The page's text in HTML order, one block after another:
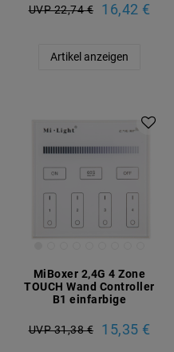
UVP 22,74 € 16,42 €
Artikel anzeigen
MiBoxer 2,4G 4 Zone
TOUCH Wand Controller
B1 einfarbige
UVP 31,38 € 15,35 €